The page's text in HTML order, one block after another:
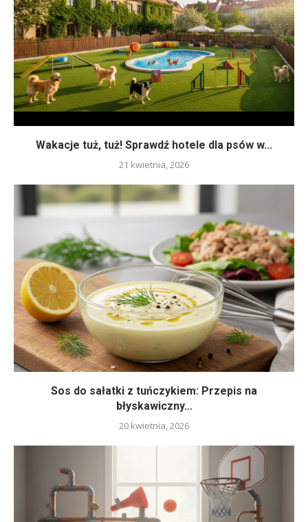
Wakacje tuż, tuż! Sprawdź hotele dla psów w...
21 kwietnia, 2026
Sos do sałatki z tuńczykiem: Przepis na
błyskawiczny...
20 kwietnia, 2026